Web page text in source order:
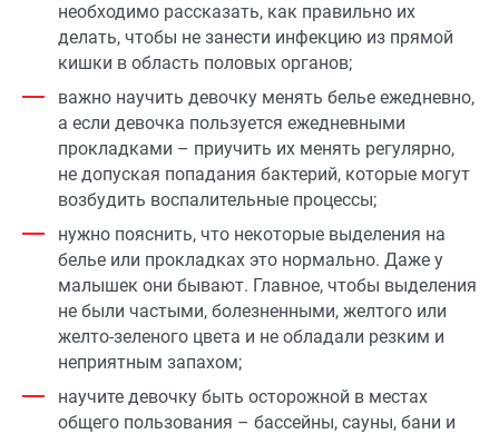
необходимо рассказать, как правильно их
делать, чтобы не занести инфекцию из прямой
кишки в область половых органов;
важно научить девочку менять белье ежедневно,
а если девочка пользуется ежедневными
прокладками – приучить их менять регулярно,
не допуская попадания бактерий, которые могут
возбудить воспалительные процессы;
нужно пояснить, что некоторые выделения на
белье или прокладках это нормально. Даже у
малышек они бывают. Главное, чтобы выделения
не были частыми, болезненными, желтого или
желто-зеленого цвета и не обладали резким и
неприятным запахом;
научите девочку быть осторожной в местах
общего пользования – бассейны, сауны, бани и